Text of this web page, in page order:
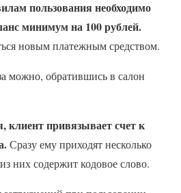
пользования необходимо
минимум на 100 рублей.
новым платежным средством.
можно, обратившись в салон
клиент привязывает счет к
Сразу ему приходят несколько
содержит кодовое слово.